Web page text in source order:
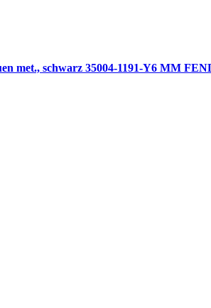
met., schwarz 35004-1191-Y6 MM